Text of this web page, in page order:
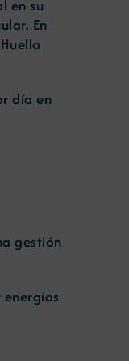
en su
En
día en
gestión